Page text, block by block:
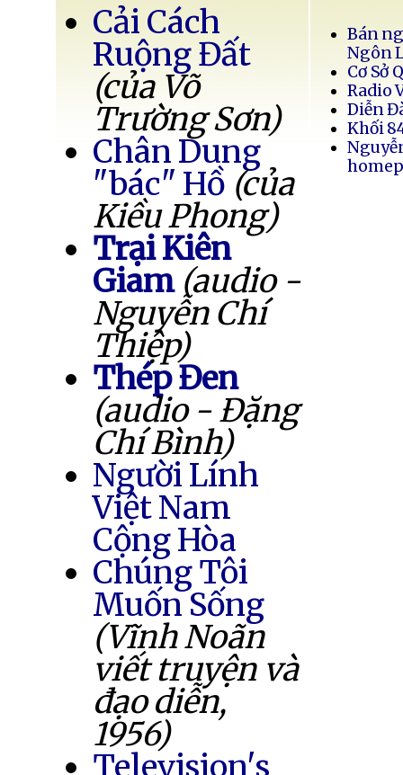
Cải Cách
Ruộng Đất
(của Võ
Trường Sơn)
Chân Dung
"bác" Hồ (của
Kiều Phong)
Trại Kiên
Giam (audio -
Nguyễn Chí
Thiệp)
Thép Đen
(audio - Đặng
Chí Bình)
Người Lính
Việt Nam
Cộng Hòa
Chúng Tôi
Muốn Sống
(Vĩnh Noãn
viết truyện và
đạo diễn,
1956)
Television's
Bán
Ngôn
Cơ Sở
Radio
Diễn
Khối